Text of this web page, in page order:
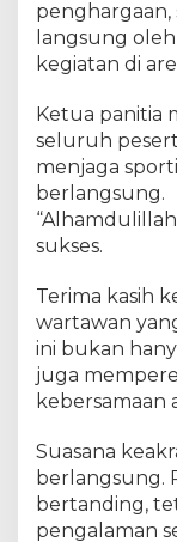
penghargaan,
langsung
kegiatan di
Ketua panitia
seluruh
menjaga
berlangsung.
sukses.
Terima kasih
wartawan
ini bukan
juga
kebersamaan
Suasana
berlangsung.
bertanding,
pengalaman